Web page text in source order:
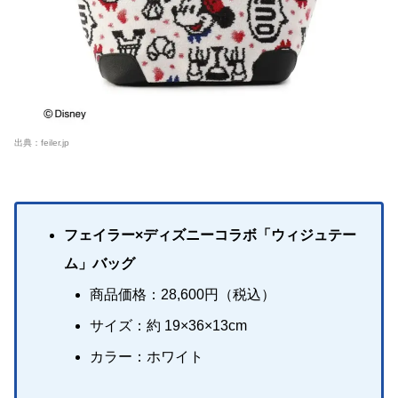
出典： feiler.jp
フェイラー×ディズニーコラボ「ウィジュテー
ム」バッグ
商品価格：28,600円（税込）
サイズ：約 19×36×13cm
カラー：ホワイト